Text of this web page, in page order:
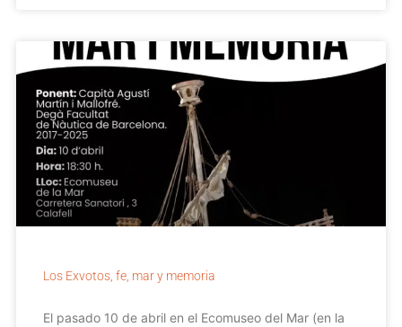
Los Exvotos, fe, mar y memoria
El pasado 10 de abril en el Ecomuseo del Mar (en la